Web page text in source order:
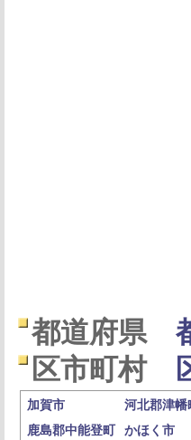
都道府県
区市町村
加賀市 河北郡津幡
鹿島郡中能登町
かほく市